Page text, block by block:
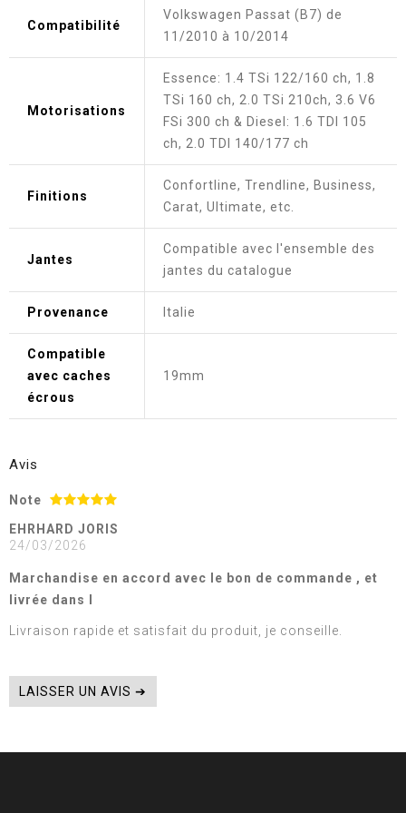
Compatibilité
Volkswagen Passat (B7) de
11/2010 à 10/2014
Motorisations
Essence: 1.4 TSi 122/160 ch, 1.8
TSi 160 ch, 2.0 TSi 210ch, 3.6 V6
FSi 300 ch & Diesel: 1.6 TDI 105
ch, 2.0 TDI 140/177 ch
Finitions
Confortline, Trendline, Business,
Carat, Ultimate, etc.
Jantes
Compatible avec l'ensemble des
jantes du catalogue
Provenance Italie
Compatible
avec caches
écrous
19mm
Avis
Note
EHRHARD JORIS
24/03/2026
Marchandise en accord avec le bon de commande , et
livrée dans l
Livraison rapide et satisfait du produit, je conseille.
LAISSER UN AVIS ➔